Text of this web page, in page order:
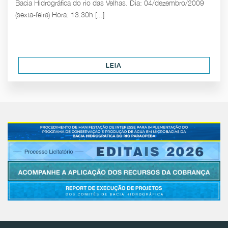
Bacia Hidrográfica do rio das Velhas. Dia: 04/dezembro/2009
(sexta-feira) Hora: 13:30h [...]
LEIA